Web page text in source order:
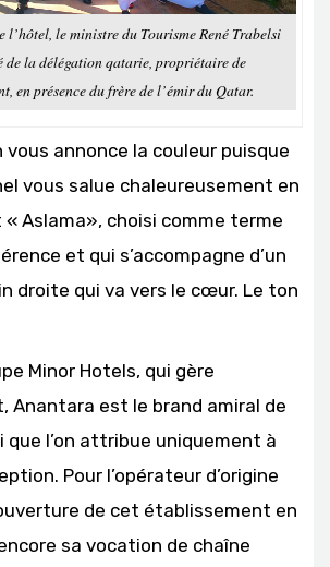
l’hôtel, le ministre du Tourisme René Trabelsi
de la délégation qatarie, propriétaire de
en présence du frère de l’émir du Qatar.
vous annonce la couleur puisque
vous salue chaleureusement en
Aslama», choisi comme terme
et qui s’accompagne d’un
droite qui va vers le cœur. Le ton
Minor Hotels, qui gère
Anantara est le brand amiral de
que l’on attribue uniquement à
Pour l’opérateur d’origine
de cet établissement en
sa vocation de chaîne